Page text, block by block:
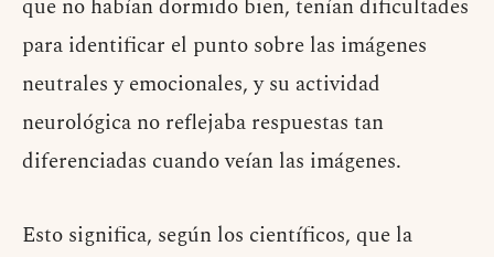
que no habían dormido bien, tenían dificultades
para identificar el punto sobre las imágenes
neutrales y emocionales, y su actividad
neurológica no reflejaba respuestas tan
diferenciadas cuando veían las imágenes.
Esto significa, según los científicos, que la